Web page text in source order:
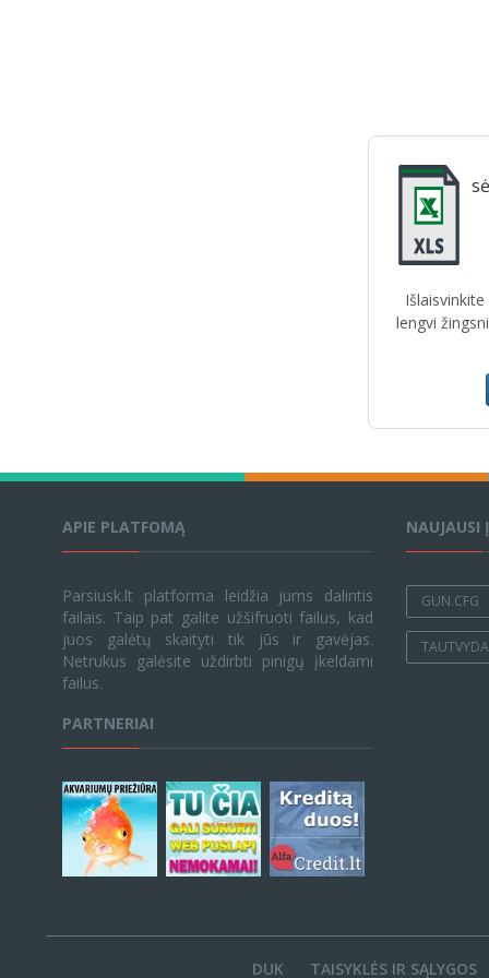
lengvi
APIE PLATFOMĄ
Parsiusk.lt platforma leidžia jums dalintis
failais. Taip pat galite užšifruoti failus, kad
juos galėtų skaityti tik jūs ir gavėjas.
Netrukus galėsite uždirbti pinigų įkeldami
failus.
PARTNERIAI
NAUJAUSI
GUN.CFG
DUK TAISYKLĖS IR SĄLYGOS